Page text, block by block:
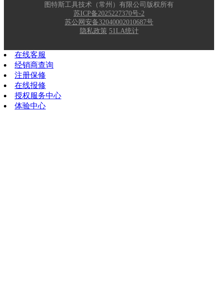
图特斯工具技术（常州）有限公司版权所有
苏ICP备2025227370号-2
苏公网安备32040002010687号
隐私政策 51LA统计
在线客服
经销商查询
注册保修
在线报修
授权服务中心
体验中心